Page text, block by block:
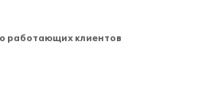
работающих клиентов